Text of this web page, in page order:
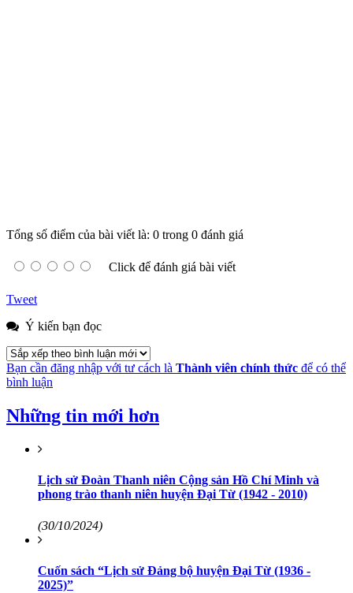
Tổng số điểm của bài viết là: 0 trong 0 đánh giá
Click để đánh giá bài viết
Tweet
Ý kiến bạn đọc
Bạn cần đăng nhập với tư cách là Thành viên chính thức để có thể
bình luận
Những tin mới hơn
Lịch sử Đoàn Thanh niên Cộng sản Hồ Chí Minh và
phong trào thanh niên huyện Đại Từ (1942 - 2010)
(30/10/2024)
Cuốn sách “Lịch sử Đảng bộ huyện Đại Từ (1936 -
2025)”